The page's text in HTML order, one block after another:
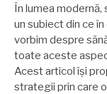
În lumea
un subiect din ce
vorbim despre
toate aceste
Acest articol își
strategii prin care